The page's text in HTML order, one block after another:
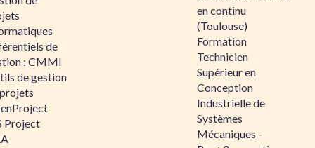
de
: CMMI
de gestion
Project
en continu
(Toulouse)
Formation
Technicien
Supérieur en
Conception
Industrielle de
Systèmes
Mécaniques -